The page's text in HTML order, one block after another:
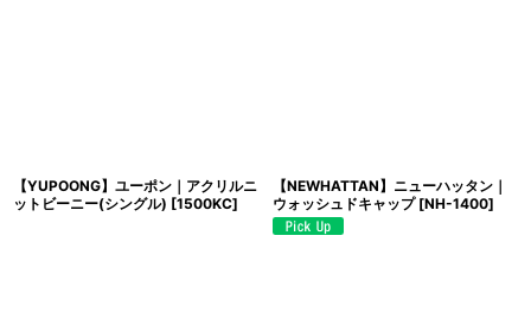
【YUPOONG】ユーポン｜アクリルニ
ットビーニー(シングル) [1500KC]
【NEWHATTAN】ニューハッタン｜
ウォッシュドキャップ [NH-1400]